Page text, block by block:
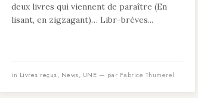
deux livres qui viennent de paraître (En
lisant, en zigzagant)… Libr-brèves...
in Livres reçus, News, UNE — par Fabrice Thumerel